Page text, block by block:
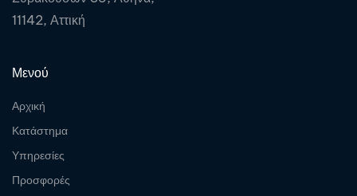
11142, Αττική
Μενού
Αρχική
Κατάστημα
Υπηρεσίες
Προσφορές